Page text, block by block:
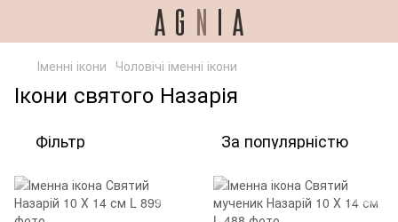
Іменні ікони Чоловічі іменні ікони
Ікони святого Назарія
Фільтр За популярністю